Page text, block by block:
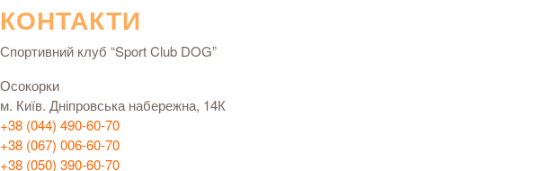
КОНТАКТИ
Спортивний клуб “Sport Club DOG”
Осокорки
м. Київ. Дніпровська набережна, 14К
+38 (044) 490-60-70
+38 (067) 006-60-70
+38 (050) 390-60-70